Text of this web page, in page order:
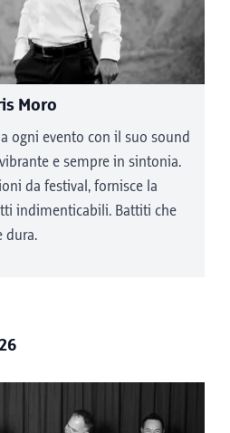
Moro
a ogni evento con il suo sound
e sempre in sintonia.
da festival, fornisce la
indimenticabili. Battiti che
dura.